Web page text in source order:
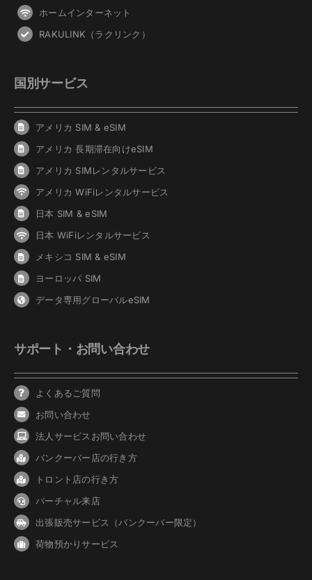
ホームインターネット
RAKULINK（ラクリンク）
国別サービス
アメリカ SIM & eSIM
アメリカ 長期滞在向けeSIM
アメリカ SIMレンタルサービス
アメリカ WiFiレンタルサービス
日本 SIM & eSIM
日本 WiFiレンタルサービス
メキシコ SIM & eSIM
ヨーロッパ SIM
データ専用グローバルeSIM
サポート・お問い合わせ
よくあるご質問
お問い合わせ
法人サービスお問い合わせ
バンクーバー 店の行き方
トロント店の行き方
バーチャル来店
出張販売サービス（バンクーバー限定）
荷物預かりサービス